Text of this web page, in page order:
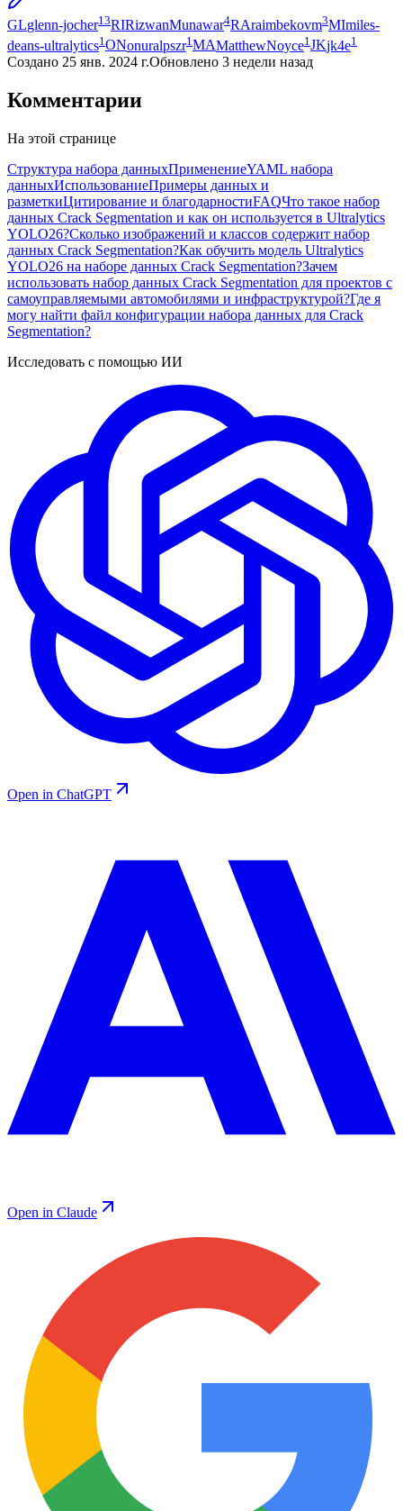
GLglenn-jocher13RIRizwanMunawar4RAraimbekovm3MImiles-
deans-ultralytics1 ONonuralpszr1 MAMatthewNoyce1 JKjk4e1
Создано 25 янв. 2024 г.Обновлено 3 недели назад
Комментарии
На этой странице
Структура набора данныхПрименениеYAML набора
данныхИспользованиеПримеры данных и
разметкиЦитирование и благодарностиFAQЧто такое набор
данных Crack Segmentation и как он используется в Ultralytics
YOLO26?Сколько изображений и классов содержит набор
данных Crack Segmentation?Как обучить модель Ultralytics
YOLO26 на наборе данных Crack Segmentation?Зачем
использовать набор данных Crack Segmentation для проектов с
самоуправляемыми автомобилями и инфраструктурой?Где я
могу найти файл конфигурации набора данных для Crack
Segmentation?
Исследовать с помощью ИИ
Open in ChatGPT
Open in Claude